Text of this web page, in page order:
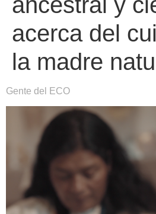
acerca del
la madre
Gente del ECO